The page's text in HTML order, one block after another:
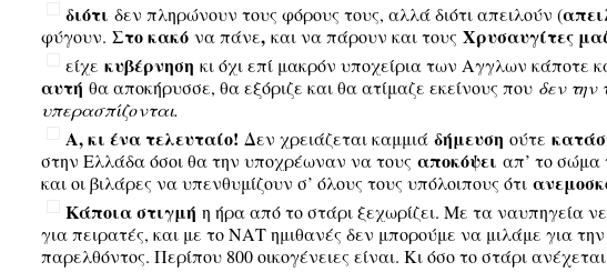
διότι δεν πληρώνουν τους φόρους τους, αλλά διότι απειλούν (
φύγουν. Στο κακό να πάνε,και να πάρουν και τους Χρυσαυγίτες
είχε κυβέρνηση κι όχι επί μακρόν υποχείρια των Αγγλων κάποτε
αυτή θα αποκήρυσσε, θα εξόριζε και θα ατίμαζε εκείνους που δεν την
υπερασπίζονται.
Α, κι ένα τελευταίο! Δεν χρειάζεται καμμιά δήμευση ούτε
στην Ελλάδα όσοι θα την υποχρέωναν να τους αποκόψει απ’ το σώμα
και οι βιλάρες να υπενθυμίζουν σ’ όλους τους υπόλοιπους ότι
Κάποια στιγμή η ήρα από το στάρι ξεχωρίζει. Με τα ναυπηγεία
για πειρατές, και με το ΝΑΤ ημιθανές δεν μπορούμε να μιλάμε για
παρελθόντος. Περίπου 800 οικογένειες είναι. Κι όσο το στάρι